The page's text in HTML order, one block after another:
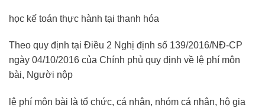
học kế toán thực hành tại thanh hóa
Theo quy định tại Điều 2 Nghị định số 139/2016/NĐ-CP
ngày 04/10/2016 của Chính phủ quy định về lệ phí môn
bài, Người nộp
lệ phí môn bài là tổ chức, cá nhân, nhóm cá nhân, hộ gia